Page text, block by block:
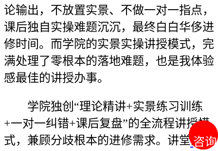
咨询
咨询
论输出，不放置实景、不做一对一指点，
课后独自实操难题沉沉，最终白白华侈进
修时间。而学院的实景实操讲授模式，完
满处理了零根本的落地难题，也是我体验
感最佳的讲授办事。
学院独创“理论精讲+实景练习训练
+一对一纠错+课后复盘”的全流程讲授模
式，兼顾分歧根本的进修需求。讲堂配备